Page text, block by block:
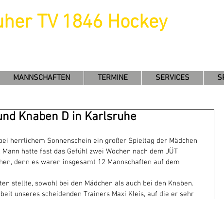
TV 1846 Hockey
MANNSCHAFTEN TERMINE SERVICES
Knaben D in Karlsruhe
herrlichem Sonnenschein ein großer Spieltag der Mädchen
hatte fast das Gefühl zwei Wochen nach dem JÜT
denn es waren insgesamt 12 Mannschaften auf dem
stellte, sowohl bei den Mädchen als auch bei den Knaben.
unseres scheidenden Trainers Maxi Kleis, auf die er sehr